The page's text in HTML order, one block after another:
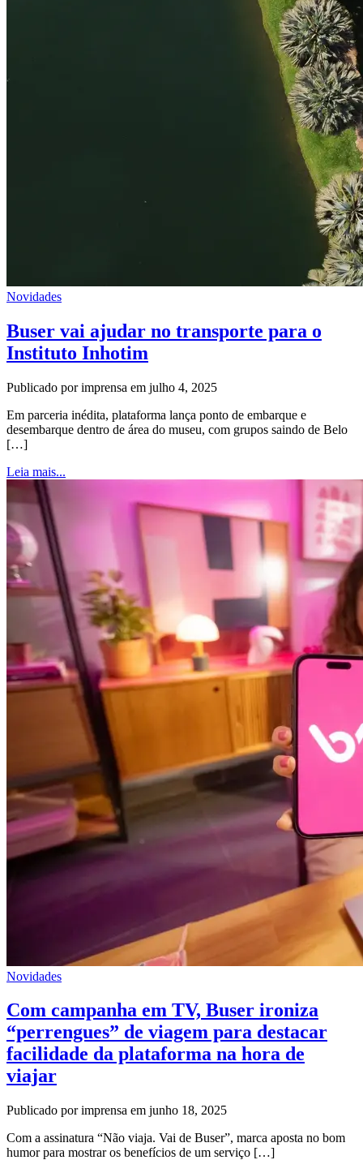
Novidades
Buser vai ajudar no transporte para o
Instituto Inhotim
Publicado por imprensa em julho 4, 2025
Em parceria inédita, plataforma lança ponto de embarque e
desembarque dentro de área do museu, com grupos saindo de Belo
[…]
Leia mais...
Novidades
Com campanha em TV, Buser ironiza
“perrengues” de viagem para destacar
facilidade da plataforma na hora de
viajar
Publicado por imprensa em junho 18, 2025
Com a assinatura “Não viaja. Vai de Buser”, marca aposta no bom
humor para mostrar os benefícios de um serviço […]